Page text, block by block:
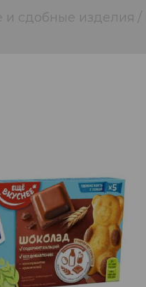
и сдобные изделия